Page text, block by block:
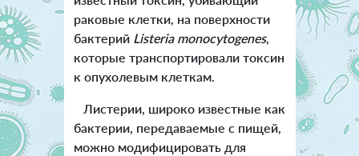
раковые клетки, на поверхности
бактерий Listeria monocytogenes,
которые транспортировали токсин
к опухолевым клеткам.
Листерии, широко известные как
бактерии, передаваемые с пищей,
можно модифицировать для